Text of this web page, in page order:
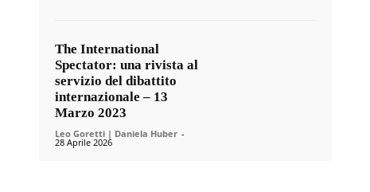
The International
Spectator: una rivista al
servizio del dibattito
internazionale – 13
Marzo 2023
Leo Goretti | Daniela Huber -
28 Aprile 2026